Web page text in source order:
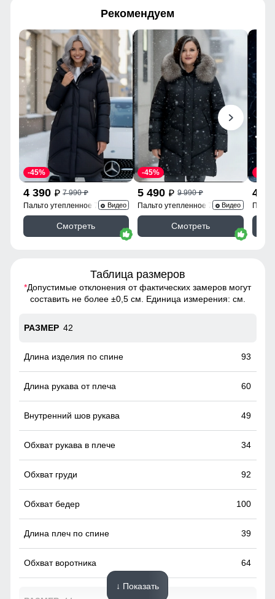
Рекомендуем
4 390 p 7 990p
-45%
Пальто утепленное 7747Ch
Видео
Смотреть
5 490 p 9 990p
-45%
Пальто утепленное 7745Ch
Видео
Смотреть
4
Таблица размеров
*Допустимые отклонения от фактических замеров могут
составить не более ±0,5 см. Единица измерения: см.
42
93
60
49
34
92
100
39
64
↓ Показать